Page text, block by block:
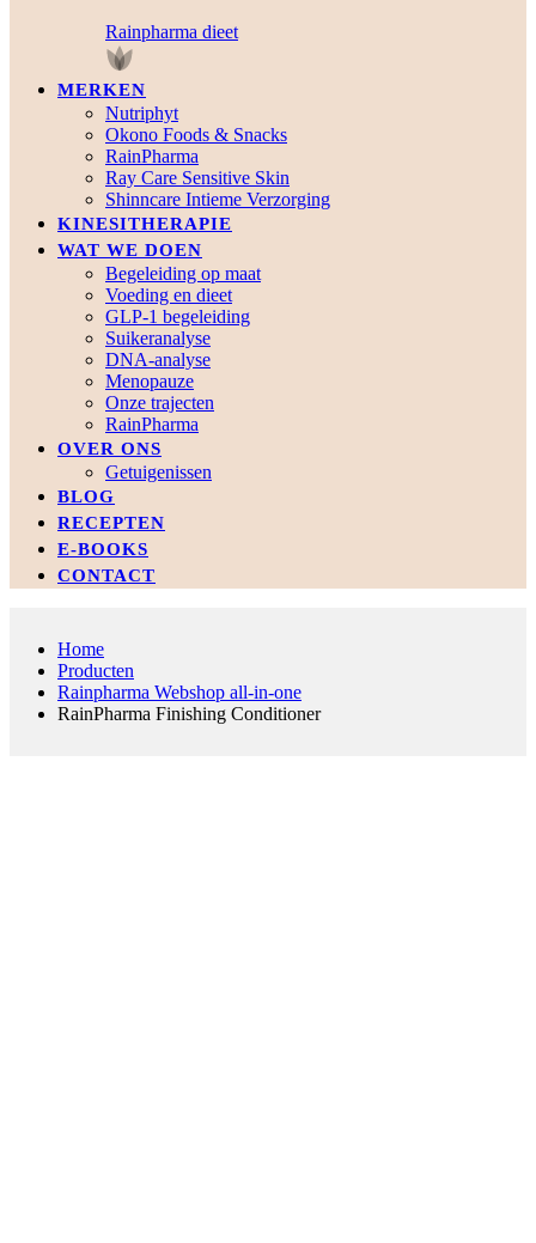
Rainpharma dieet
MERKEN
Nutriphyt
Okono Foods & Snacks
RainPharma
Ray Care Sensitive Skin
Shinncare Intieme Verzorging
KINESITHERAPIE
WAT WE DOEN
Begeleiding op maat
Voeding en dieet
GLP-1 begeleiding
Suikeranalyse
DNA-analyse
Menopauze
Onze trajecten
RainPharma
OVER ONS
Getuigenissen
BLOG
RECEPTEN
E-BOOKS
CONTACT
Home
Producten
Rainpharma Webshop all-in-one
RainPharma Finishing Conditioner